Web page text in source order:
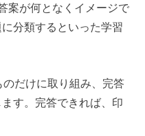
案が何となくイメージで
分類するといった学習
だけに取り組み、完答
す。完答できれば、印